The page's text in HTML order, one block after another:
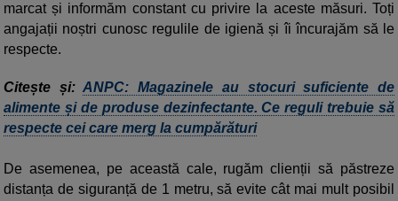
marcat și informăm constant cu privire la aceste măsuri. Toți
angajații noștri cunosc regulile de igienă și îi încurajăm să le
respecte.
Citește și:ANPC: Magazinele au stocuri suficiente de
alimente și de produse dezinfectante. Ce reguli trebuie să
respecte cei care merg la cumpărături
De asemenea, pe această cale, rugăm clienții să păstreze
distanța de siguranță de 1 metru, să evite cât mai mult posibil